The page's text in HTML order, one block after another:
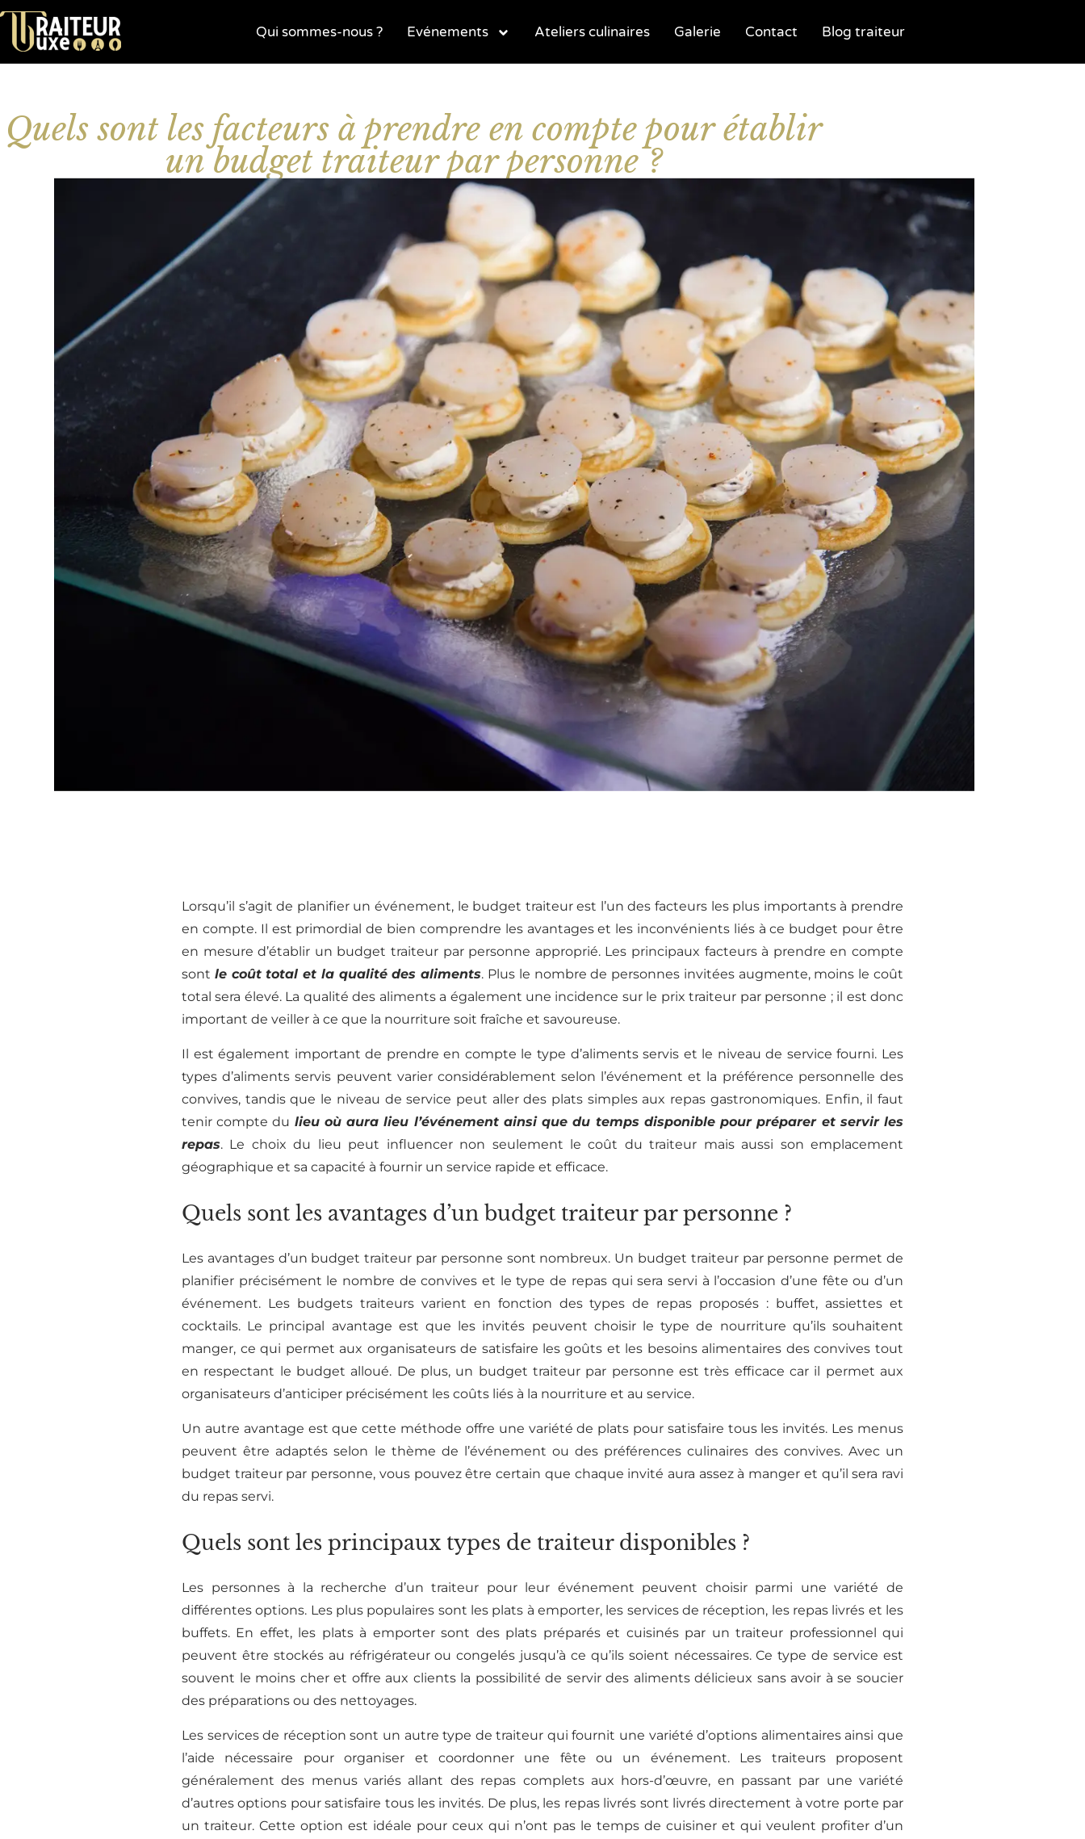
Qui sommes-nous ? Evénements Ateliers culinaires Galerie Contact Blog traiteur
Quels sont les facteurs à prendre en compte pour établir
un budget traiteur par personne ?
Lorsqu’il s’agit de planifier un événement, le budget traiteur est l’un des facteurs les plus importants à prendre
en compte. Il est primordial de bien comprendre les avantages et les inconvénients liés à ce budget pour être
en mesure d’établir un budget traiteur par personne approprié. Les principaux facteurs à prendre en compte
sont le coût total et la qualité des aliments. Plus le nombre de personnes invitées augmente, moins le coût
total sera élevé. La qualité des aliments a également une incidence sur le prix traiteur par personne ; il est donc
important de veiller à ce que la nourriture soit fraîche et savoureuse.
Il est également important de prendre en compte le type d’aliments servis et le niveau de service fourni. Les
types d’aliments servis peuvent varier considérablement selon l’événement et la préférence personnelle des
convives, tandis que le niveau de service peut aller des plats simples aux repas gastronomiques. Enfin, il faut
tenir compte du lieu où aura lieu l’événement ainsi que du temps disponible pour préparer et servir les
repas. Le choix du lieu peut influencer non seulement le coût du traiteur mais aussi son emplacement
géographique et sa capacité à fournir un service rapide et efficace.
Quels sont les avantages d’un budget traiteur par personne ?
Les avantages d’un budget traiteur par personne sont nombreux. Un budget traiteur par personne permet de
planifier précisément le nombre de convives et le type de repas qui sera servi à l’occasion d’une fête ou d’un
événement. Les budgets traiteurs varient en fonction des types de repas proposés : buffet, assiettes et
cocktails. Le principal avantage est que les invités peuvent choisir le type de nourriture qu’ils souhaitent
manger, ce qui permet aux organisateurs de satisfaire les goûts et les besoins alimentaires des convives tout
en respectant le budget alloué. De plus, un budget traiteur par personne est très efficace car il permet aux
organisateurs d’anticiper précisément les coûts liés à la nourriture et au service.
Un autre avantage est que cette méthode offre une variété de plats pour satisfaire tous les invités. Les menus
peuvent être adaptés selon le thème de l’événement ou des préférences culinaires des convives. Avec un
budget traiteur par personne, vous pouvez être certain que chaque invité aura assez à manger et qu’il sera ravi
du repas servi.
Quels sont les principaux types de traiteur disponibles ?
Les personnes à la recherche d’un traiteur pour leur événement peuvent choisir parmi une variété de
différentes options. Les plus populaires sont les plats à emporter, les services de réception, les repas livrés et les
buffets. En effet, les plats à emporter sont des plats préparés et cuisinés par un traiteur professionnel qui
peuvent être stockés au réfrigérateur ou congelés jusqu’à ce qu’ils soient nécessaires. Ce type de service est
souvent le moins cher et offre aux clients la possibilité de servir des aliments délicieux sans avoir à se soucier
des préparations ou des nettoyages.
Les services de réception sont un autre type de traiteur qui fournit une variété d’options alimentaires ainsi que
l’aide nécessaire pour organiser et coordonner une fête ou un événement. Les traiteurs proposent
généralement des menus variés allant des repas complets aux hors-d’œuvre, en passant par une variété
d’autres options pour satisfaire tous les invités. De plus, les repas livrés sont livrés directement à votre porte par
un traiteur. Cette option est idéale pour ceux qui n’ont pas le temps de cuisiner et qui veulent profiter d’un